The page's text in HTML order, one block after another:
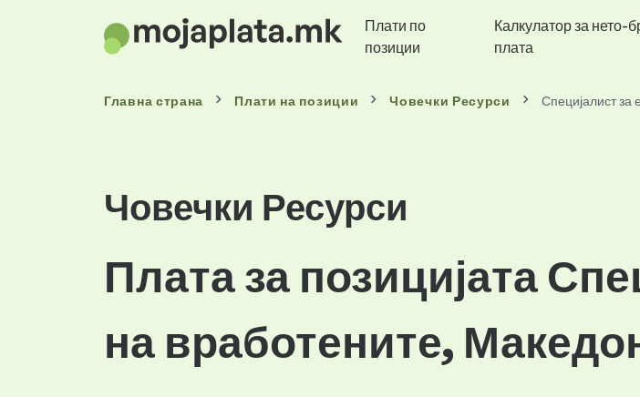
Плати по
позиции
Калкулатор за нето-
плата
Главна страна Плати на позиции Човечки Ресурси Специјалист за
Човечки Ресурси
Плата за позицијата
на вработените,